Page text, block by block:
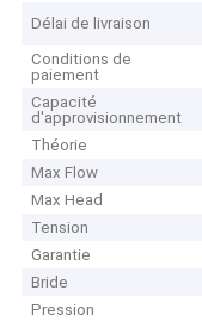
Délai de livraison
Conditions de
paiement
Capacité
d'approvisionnement
Théorie
Max Flow
Max Head
Tension
Garantie
Bride
Pression